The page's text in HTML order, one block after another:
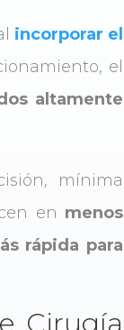
incorporar el
el
altamente
mínima
en menos
rápida para
Cirugía